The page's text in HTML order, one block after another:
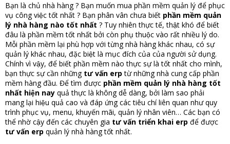
Bạn là chủ nhà hàng ? Bạn muốn mua phần mềm quản lý để phục
vụ công việc tốt nhất ? Bạn phân vân chưa biết phần mềm quản
lý nhà hàng nào tốt nhất ? Tuy nhiên thực tế, thật khó để biết
đâu là phần mềm tốt nhất bởi còn phụ thuộc vào rất nhiều lý do.
Mỗi phần mềm lại phù hợp với từng nhà hàng khác nhau, có sự
quản lý khác nhau, đặc biệt là mục đích của của người sử dụng.
Chính vì vậy, để biết phần mềm nào thực sự là tốt nhất cho mình,
bạn thực sự cần những tư vấn erp từ những nhà cung cấp phần
mềm hàng đầu. Để tìm được phần mềm quản lý nhà hàng tốt
nhất hiện nay quả thực là không dễ dàng, bởi làm sao phải
mang lại hiệu quả cao và đáp ứng các tiêu chí liên quan như quy
trình phục vụ, menu, khuyến mãi, quản lý nhân viên… Các bạn có
thể nhờ cậy đến các chuyên gia tư vấn triển khai erp để được
tư vấn erp quản lý nhà hàng tốt nhất.